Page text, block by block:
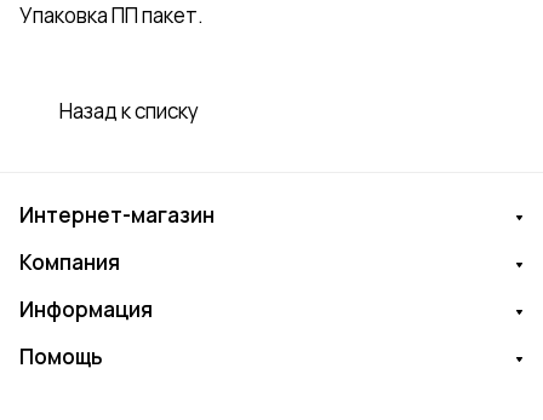
Упаковка ПП пакет.
Назад к списку
Интернет-магазин
Компания
Информация
Помощь